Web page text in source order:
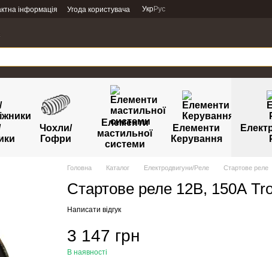
інформація Угода користувача УкрРус
Чохли/
Гофри
Елементи
мастильної
системи
Елементи
Керування
Головна Каталог Електродвигуни/Реле Стартове реле
Стартове реле 12В, 150А
Написати відгук
3 147 грн
В наявності